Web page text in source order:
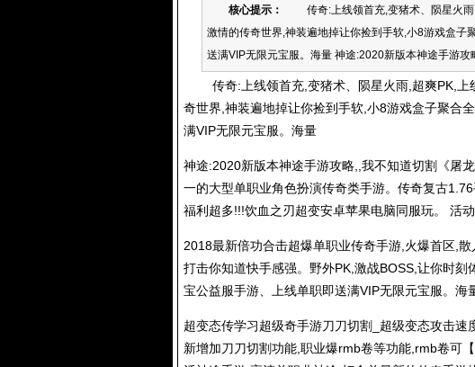
核心提示：
传奇:上线领首充,变猪术、陨星火雨,
激情的传奇世界,神装遍地掉让你捡到手软,小8游戏盒子
送满VIP无限元宝服。海量 神途:2020新版本神途手游
传奇:上线领首充,变猪术、陨星火雨,超爽PK,上
奇世界,神装遍地掉让你捡到手软,小8游戏盒子聚合
满VIP无限元宝服。海量
神途:2020新版本神途手游攻略,,我不知道切割《屠
一的大型单职业角色扮演传奇类手游。 传奇复古
福利超多!!!饮血之刃超变安卓苹果电脑同服玩。 活
2018最新倍功合击超爆单职业传奇手游,火爆首区,
打击你知道快手感强。野外PK,激战BOSS,让你时
宝公益服手游、上线单职即送满VIP无限元宝服。海
超变态传学习超级奇手游刀刀切割_超级变态攻击
新增加刀刀切割功能,职业爆rmb卷等功能,rmb卷可